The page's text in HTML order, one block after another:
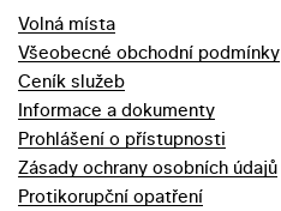
Volná místa
Všeobecné obchodní podmínky
Ceník služeb
Informace a dokumenty
Prohlášení o přístupnosti
Zásady ochrany osobních údajů
Protikorupční opatření